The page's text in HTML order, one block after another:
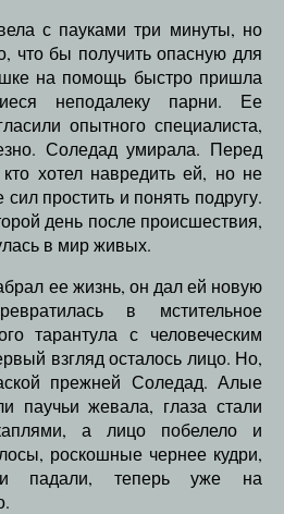
с пауками три минуты, но
что бы получить опасную для
на помощь быстро пришла
неподалеку парни. Ее
опытного специалиста,
Соледад умирала. Перед
хотел навредить ей, но не
простить и понять подругу.
день после происшествия,
в мир живых.
ее жизнь, он дал ей новую
в мстительное
тарантула с человеческим
взгляд осталось лицо. Но,
прежней Соледад. Алые
паучьи жевала, глаза стали
а лицо побелело и
роскошные чернее кудри,
падали, теперь уже на